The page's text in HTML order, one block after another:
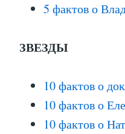
5 фактов о
ЗВЕЗДЫ
10 фактов о
10 фактов о
10 фактов о